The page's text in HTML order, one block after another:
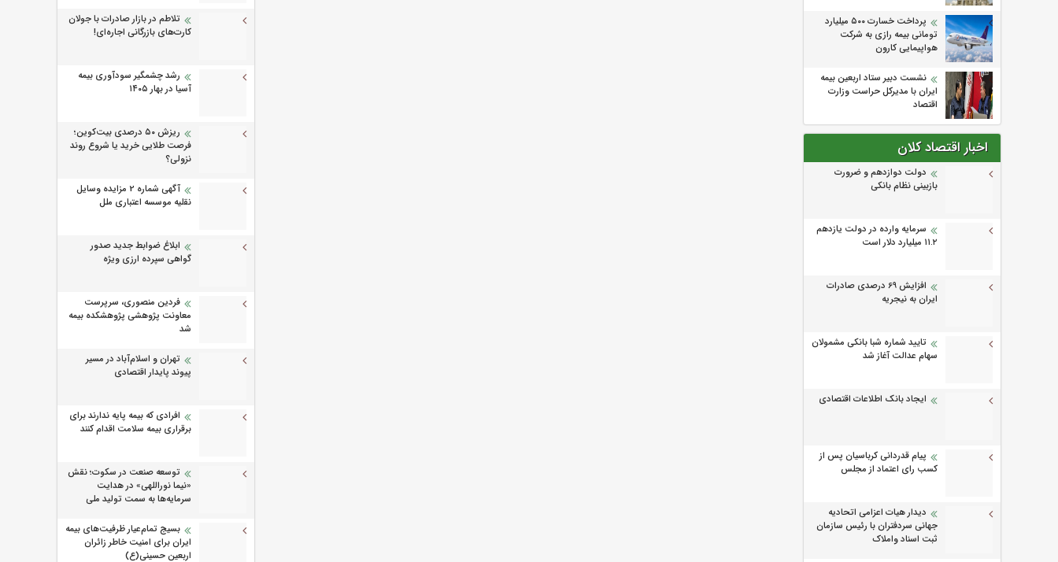
پرداخت خسارت ۵۰۰ میلیارد
تومانی بیمه رازی به شرکت
هواپیمایی کارون
نشست دبیر ستاد اربعین بیمه
ایران با مدیرکل حراست وزارت
اقتصاد
اخبار اقتصاد کلان
دولت دوازدهم و ضرورت
بازبینی نظام بانکی
سرمایه وارده در دولت یازدهم
۱۱.۲ میلیارد دلار است
افزایش 69 درصدی صادرات
ایران به نیجریه
تایید شماره شبا بانکی مشمولان
سهام عدالت آغاز شد
ایجاد بانک اطلاعات اقتصادی
پیام قدردانی کرباسیان پس از
کسب رای اعتماد از مجلس
دیدار هیات اعزامی اتحادیه
جهانی سردفتران با رئیس سازمان
ثبت اسناد واملاک
تلاطم در بازار صادرات با جولان
کارت‌های بازرگانی اجاره‌ای!
رشد چشمگیر سودآوری بیمه
آسیا در بهار ۱۴۰۵
ریزش ۵۰ درصدی بیت‌کوین؛
فرصت طلایی خرید یا شروع روند
نزولی؟
آگهی شماره 2 مزایده وسایل
نقلیه موسسه اعتباری ملل
ابلاغ ضوابط جدید صدور
گواهی سپرده ارزی ویژه
فردین منصوری، سرپرست
معاونت پژوهشی پژوهشكده بیمه
شد
تهران و اسلام‌آباد در مسیر
پیوند پایدار اقتصادی
افرادی که بیمه پایه ندارند برای
برقراری بیمه سلامت اقدام کنند
توسعه صنعت در سکوت؛ نقش
«نیما نوراللهی» در هدایت
سرمایه‌ها به سمت تولید ملی
بسیج تمام‌عیار ظرفیت‌های بیمه
ایران برای امنیت خاطر زائران
اربعین حسینی(ع)